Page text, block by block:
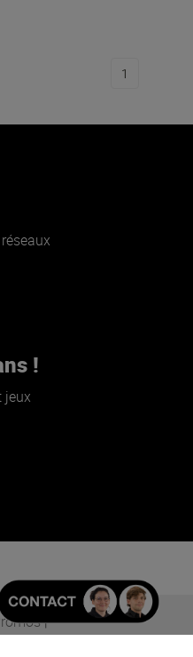
1
!
jeux
|